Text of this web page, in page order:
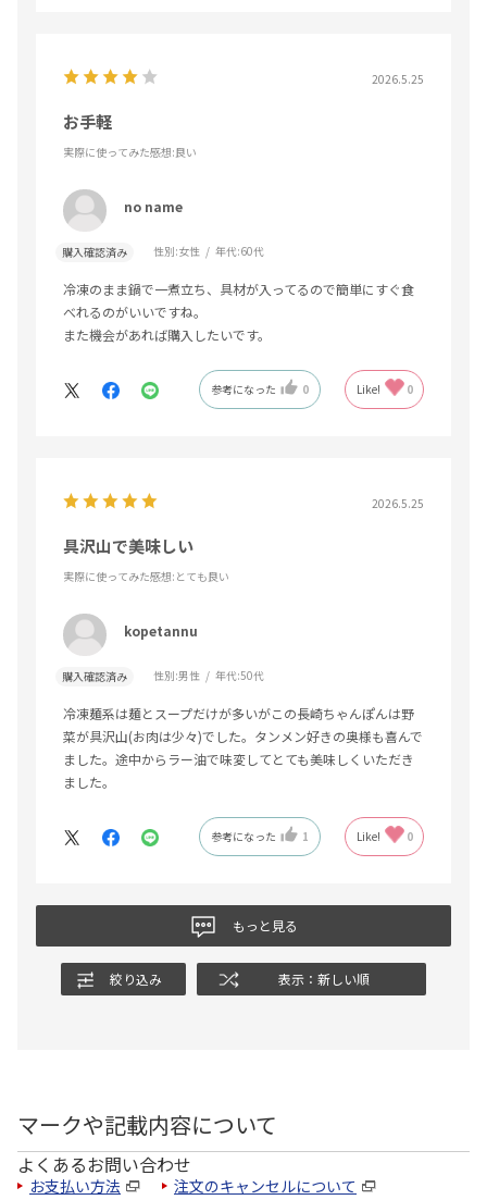
2026.5.25
お手軽
実際に使ってみた感想:良い
no name
購入確認済み 性別:女性 年代:60代
冷凍のまま鍋で一煮立ち、具材が入ってるので簡単にすぐ食
べれるのがいいですね。
また機会があれば購入したいです。
参考になった 0 Like! 0
2026.5.25
具沢山で美味しい
実際に使ってみた感想:とても良い
kopetannu
購入確認済み 性別:男性 年代:50代
冷凍麺系は麺とスープだけが多いがこの長崎ちゃんぽんは野
菜が具沢山(お肉は少々)でした。タンメン好きの奥様も喜んで
ました。途中からラー油で味変してとても美味しくいただき
ました。
参考になった 1 Like! 0
もっと見る
絞り込み 表示：新しい順
マークや記載内容について
よくあるお問い合わせ
お支払い方法 注文のキャンセルについて